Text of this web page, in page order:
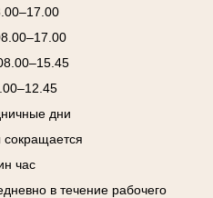
дни
час
в течение рабочего